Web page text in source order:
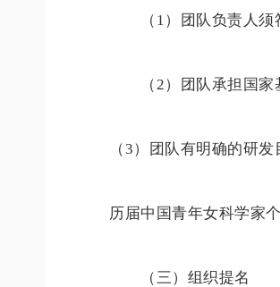
（1）团队负责人须符
（2）团队承担国家基
（3）团队有明确的研
历届中国青年女科学家
（三）组织提名